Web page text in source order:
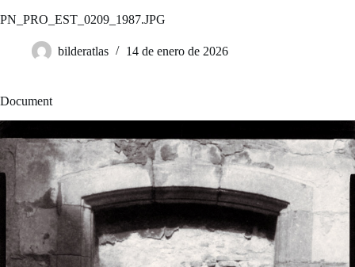
PN_PRO_EST_0209_1987.JPG
bilderatlas 14 de enero de 2026
Document